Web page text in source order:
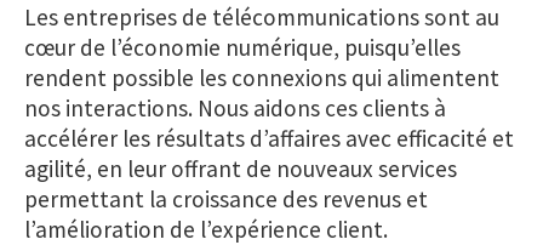
Les entreprises de télécommunications sont au
cœur de l’économie numérique, puisqu’elles
rendent possible les connexions qui alimentent
nos interactions. Nous aidons ces clients à
accélérer les résultats d’affaires avec efficacité et
agilité, en leur offrant de nouveaux services
permettant la croissance des revenus et
l’amélioration de l’expérience client.